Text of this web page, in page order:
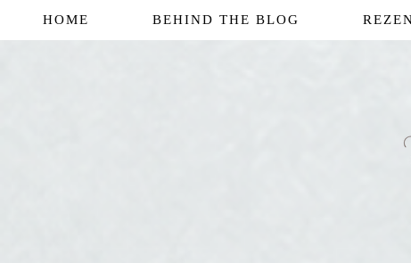
HOME BEHIND THE BLOG